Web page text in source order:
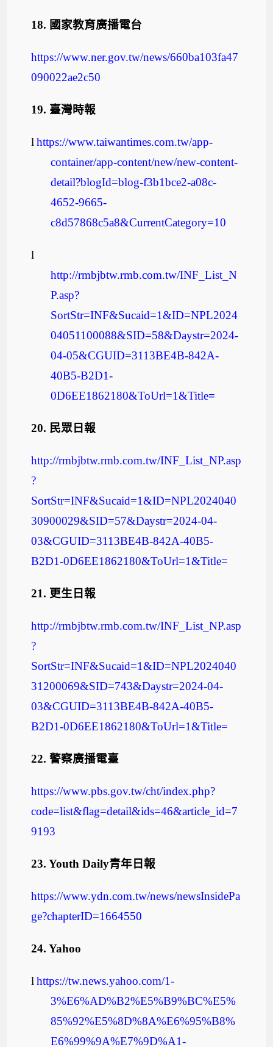
18. 國家教育廣播電台
https://www.ner.gov.tw/news/660ba103fa47
090022ae2c50
19. 臺灣時報
l https://www.taiwantimes.com.tw/app-
container/app-content/new/new-content-
detail?blogId=blog-f3b1bce2-a08c-
4652-9665-
c8d57868c5a8&CurrentCategory=10
l
http://rmbjbtw.rmb.com.tw/INF_List_N
P.asp?
SortStr=INF&Sucaid=1&ID=NPL2024
04051100088&SID=58&Daystr=2024-
04-05&CGUID=3113BE4B-842A-
40B5-B2D1-
0D6EE1862180&ToUrl=1&Title=
20. 民眾日報
http://rmbjbtw.rmb.com.tw/INF_List_NP.asp
?
SortStr=INF&Sucaid=1&ID=NPL2024040
30900029&SID=57&Daystr=2024-04-
03&CGUID=3113BE4B-842A-40B5-
B2D1-0D6EE1862180&ToUrl=1&Title=
21. 更生日報
http://rmbjbtw.rmb.com.tw/INF_List_NP.asp
?
SortStr=INF&Sucaid=1&ID=NPL2024040
31200069&SID=743&Daystr=2024-04-
03&CGUID=3113BE4B-842A-40B5-
B2D1-0D6EE1862180&ToUrl=1&Title=
22.警察廣播電臺
https://www.pbs.gov.tw/cht/index.php?
code=list&flag=detail&ids=46&article_id=7
9193
23.Youth Daily青年日報
https://www.ydn.com.tw/news/newsInsidePa
ge?chapterID=1664550
24.Yahoo
l https://tw.news.yahoo.com/1-
3%E6%AD%B2%E5%B9%BC%E5%
85%92%E5%8D%8A%E6%95%B8%
E6%99%9A%E7%9D%A1-